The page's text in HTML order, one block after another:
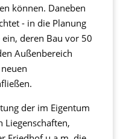
können. Daneben
- in die Planung
deren Bau vor 50
Außenbereich
der im Eigentum
Liegenschaften,